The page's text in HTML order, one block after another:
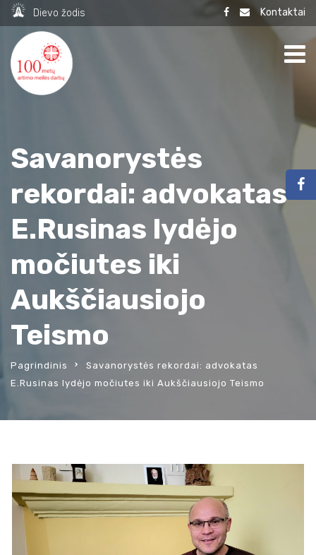
Dievo žodis Kontaktai
Savanorystės
rekordai: advokatas
E.Rusinas lydėjo
močiutes iki
Aukščiausiojo
Teismo
Pagrindinis
Savanorystės rekordai: advokatas
E.Rusinas lydėjo močiutes iki Aukščiausiojo Teismo